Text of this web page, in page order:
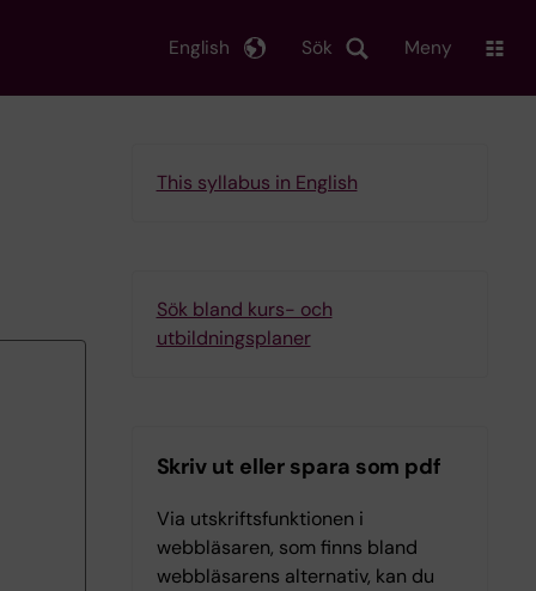
Sök
English Meny
This syllabus in English
Sök bland kurs- och
utbildningsplaner
Skriv ut eller spara som pdf
Via utskriftsfunktionen i
webbläsaren, som finns bland
webbläsarens alternativ, kan du